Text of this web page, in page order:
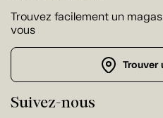
Trouvez facilement un
vous
Trouver
Suivez-nous